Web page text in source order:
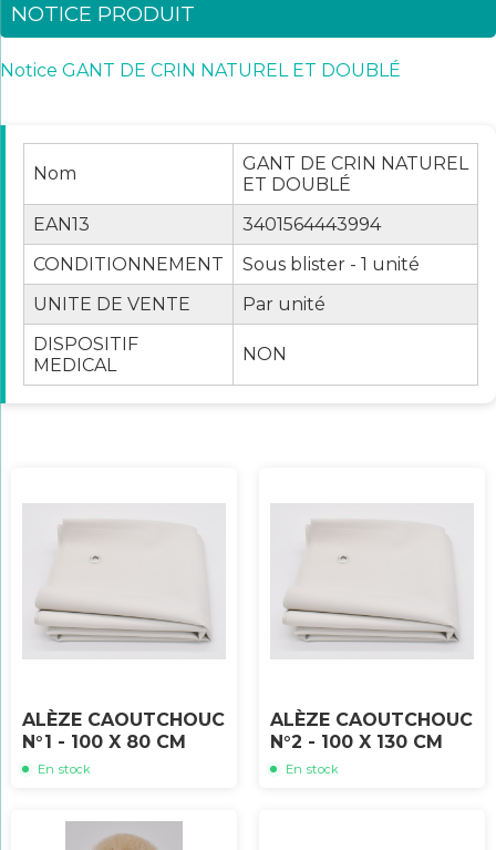
NOTICE PRODUIT
Notice GANT DE CRIN NATUREL ET DOUBLÉ
Nom
GANT DE CRIN NATUREL
ET DOUBLÉ
EAN13
3401564443994
CONDITIONNEMENT
Sous blister - 1 unité
UNITE DE VENTE
Par unité
DISPOSITIF
MEDICAL
NON
ALÈZE CAOUTCHOUC
N°1 - 100 X 80 CM
En stock
ALÈZE CAOUTCHOUC
N°2 - 100 X 130 CM
En stock